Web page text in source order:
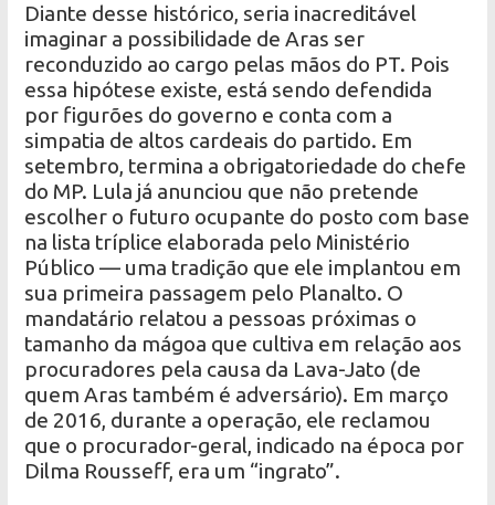
Diante desse histórico, seria inacreditável
imaginar a possibilidade de Aras ser
reconduzido ao cargo pelas mãos do PT. Pois
essa hipótese existe, está sendo defendida
por figurões do governo e conta com a
simpatia de altos cardeais do partido. Em
setembro, termina a obrigatoriedade do chefe
do MP. Lula já anunciou que não pretende
escolher o futuro ocupante do posto com base
na lista tríplice elaborada pelo Ministério
Público — uma tradição que ele implantou em
sua primeira passagem pelo Planalto. O
mandatário relatou a pessoas próximas o
tamanho da mágoa que cultiva em relação aos
procuradores pela causa da Lava-Jato (de
quem Aras também é adversário). Em março
de 2016, durante a operação, ele reclamou
que o procurador-geral, indicado na época por
Dilma Rousseff, era um “ingrato”.